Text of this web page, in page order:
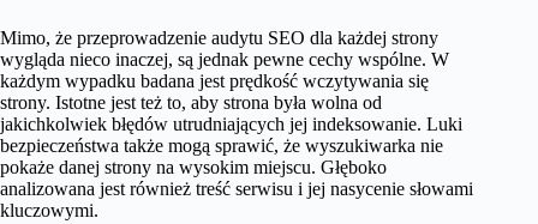
Mimo, że przeprowadzenie audytu SEO dla każdej strony
wygląda nieco inaczej, są jednak pewne cechy wspólne. W
każdym wypadku badana jest prędkość wczytywania się
strony. Istotne jest też to, aby strona była wolna od
jakichkolwiek błędów utrudniających jej indeksowanie. Luki
bezpieczeństwa także mogą sprawić, że wyszukiwarka nie
pokaże danej strony na wysokim miejscu. Głęboko
analizowana jest również treść serwisu i jej nasycenie słowami
kluczowymi.